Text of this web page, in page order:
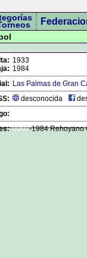
1933
1984
Las Palmas de Gran
desconocida
0000-1984 Rehoyano